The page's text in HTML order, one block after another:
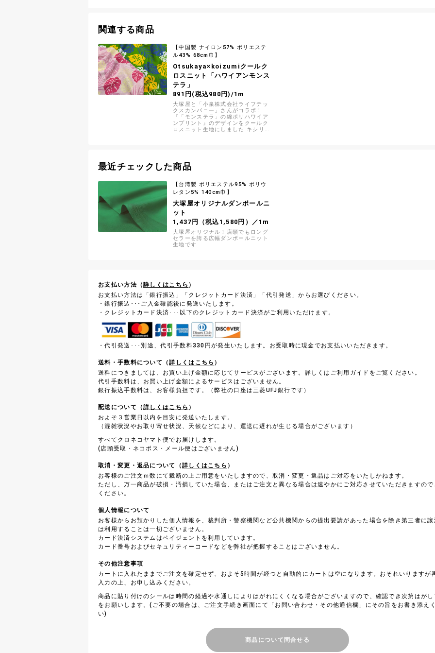
関連する商品
【中国製 ナイロン57% ポリエステ
ル43% 68cm巾】
Otsukaya×koizumiクールク
ロスニット「ハワイアンモンス
テラ」
891円(税込980円)/1m
大塚屋と「小泉株式会社ライフテッ
クスカンパニー」さんがコラボ！
『「モンステラ」の綿ポリハワイア
ンプリント』のデザインをクールク
ロスニット生地にしました キシリト
最近チェックした商品
【台湾製 ポリエステル95% ポリウ
レタン5% 140cm巾】
大塚屋オリジナルダンボールニ
ット
1,437円（税込1,580円）／1m
大塚屋オリジナル！店頭でもロング
セラーを誇る広幅ダンボールニット
生地です
お支払い方法（詳しくはこちら ）
お支払い方法は「銀行振込」「クレジットカード決済」「代引発送」からお選びください。
・銀行振込･･･ご入金確認後に発送いたします。
・クレジットカード決済･･･以下のクレジットカード決済がご利用いただけます。
・代引発送･･･別途、代引手数料330円が発生いたします。お受取時に現金でお支払いいただきます。
送料・手数料について（詳しくはこちら ）
送料につきましては、お買い上げ金額に応じてサービスがございます。詳しくはご利用ガイドをご覧ください。
代引手数料は、お買い上げ金額によるサービスはございません。
銀行振込手数料は、お客様負担です。（弊社の口座は三菱UFJ銀行です）
配送について（詳しくはこちら ）
およそ３営業日以内を目安に発送いたします。
（混雑状況やお取り寄せ状況、天候などにより、運送に遅れが生じる場合がございます）
すべてクロネコヤマト便でお届けします。
(店頭受取・ネコポス・メール便はございません)
取消・変更・返品について（詳しくはこちら ）
お客様のご注文ｍ数にて裁断の上ご用意をいたしますので、取消・変更・返品はご対応をいたしかねます。
ただし、万一商品が破損・汚損していた場合、またはご注文と異なる場合は速やかにご対応させていただきますの
ください。
個人情報について
お客様からお預かりした個人情報を、裁判所・警察機関など公共機関からの提出要請があった場合を除き第三者に
は利用することは一切ございません。
カード決済システムはペイジェントを利用しています。
カード番号およびセキュリティーコードなどを弊社が把握することはございません。
その他注意事項
カートに入れたままでご注文を確定せず、およそ5時間が経つと自動的にカートは空になります。おそれいりますが
入力の上、お申し込みください。
商品に貼り付けのシールは時間の経過や水通しによりはがれにくくなる場合がございますので、確認でき次第はが
をお願いします。(ご不要の場合は、ご注文手続き画面にて「お問い合わせ・その他通信欄」にその旨をお書き添え
い)
商品について問合せる